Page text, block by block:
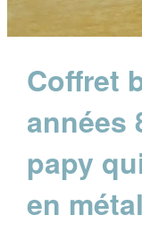
Coffret
années
papy
en